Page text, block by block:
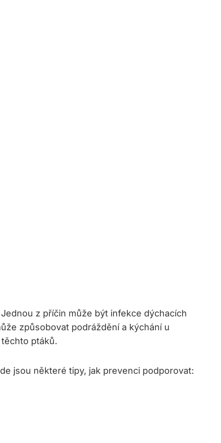
z příčin může být infekce dýchacích
způsobovat podráždění a kýchání u
ptáků.
jsou některé tipy, jak prevenci podporovat: